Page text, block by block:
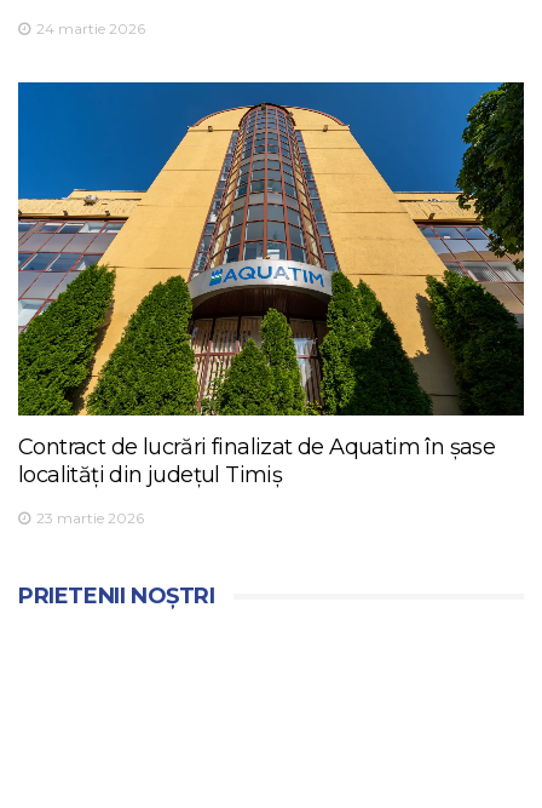
24 martie 2026
Contract de lucrări finalizat de Aquatim în șase
localități din județul Timiș
23 martie 2026
PRIETENII NOȘTRI